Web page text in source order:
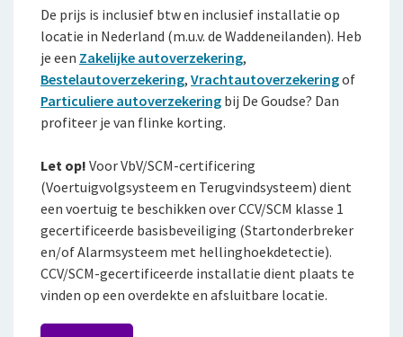
De prijs is inclusief btw en inclusief installatie op
locatie in Nederland (m.u.v. de Waddeneilanden). Heb
je een Zakelijke autoverzekering,
Bestelautoverzekering, Vrachtautoverzekeringof
Particuliere autoverzekering bij De Goudse? Dan
profiteer je van flinke korting.
Let op! Voor VbV/SCM-certificering
(Voertuigvolgsysteem en Terugvindsysteem) dient
een voertuig te beschikken over CCV/SCM klasse 1
gecertificeerde basisbeveiliging (Startonderbreker
en/of Alarmsysteem met hellinghoekdetectie).
CCV/SCM-gecertificeerde installatie dient plaats te
vinden op een overdekte en afsluitbare locatie.